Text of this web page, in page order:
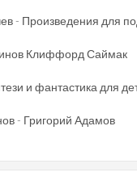
- Произведения для
Клиффорд Саймак
и фантастика для
- Григорий Адамов